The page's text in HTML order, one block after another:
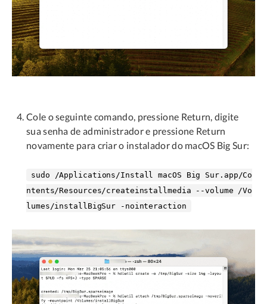
Cole o seguinte comando, pressione Return, digite
sua senha de administrador e pressione Return
novamente para criar o instalador do macOS Big Sur:
sudo /Applications/Install macOS Big Sur.app/Co
ntents/Resources/createinstallmedia --volume /Vo
lumes/installBigSur -nointeraction